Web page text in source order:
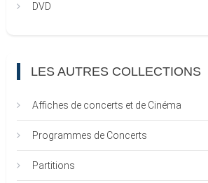
DVD
LES AUTRES COLLECTIONS
Affiches de concerts et de Cinéma
Programmes de Concerts
Partitions